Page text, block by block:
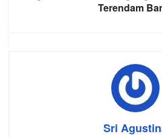
Terendam
Sri